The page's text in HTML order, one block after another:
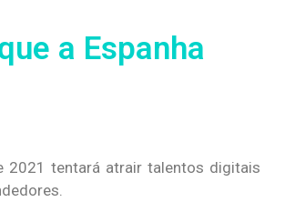
a Espanha
2021 tentará atrair talentos digitais